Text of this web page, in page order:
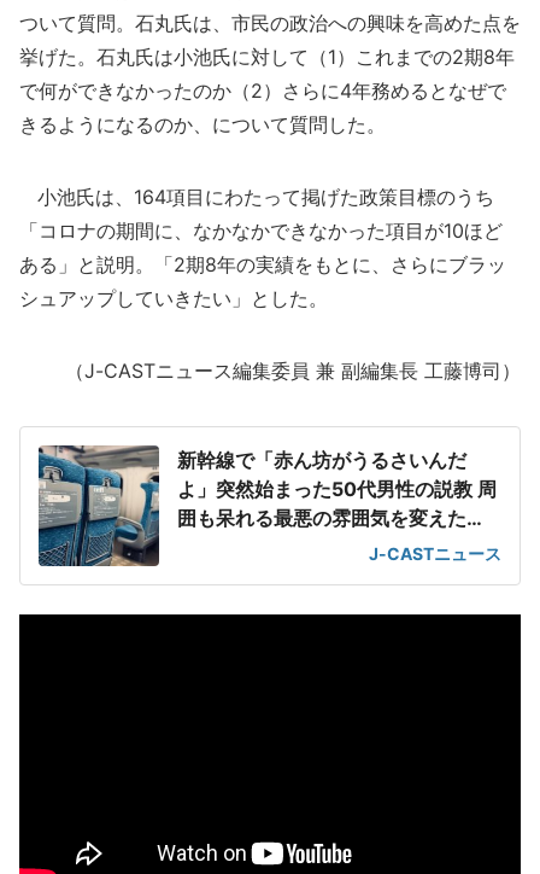
ついて質問。石丸氏は、市民の政治への興味を高めた点を
挙げた。石丸氏は小池氏に対して（1）これまでの2期8年
で何ができなかったのか（2）さらに4年務めるとなぜで
きるようになるのか、について質問した。
小池氏は、164項目にわたって掲げた政策目標のうち
「コロナの期間に、なかなかできなかった項目が10ほど
ある」と説明。「2期8年の実績をもとに、さらにブラッ
シュアップしていきたい」とした。
（J-CASTニュース編集委員 兼 副編集長 工藤博司）
新幹線で「赤ん坊がうるさいんだ
よ」突然始まった50代男性の説教 周
囲も呆れる最悪の雰囲気を変えた
J-CASTニュース